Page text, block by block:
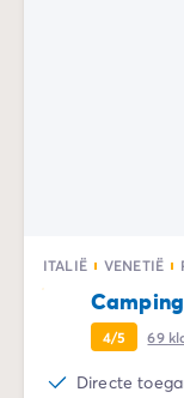
ITALIË VENETIË
4/5 69
Directe